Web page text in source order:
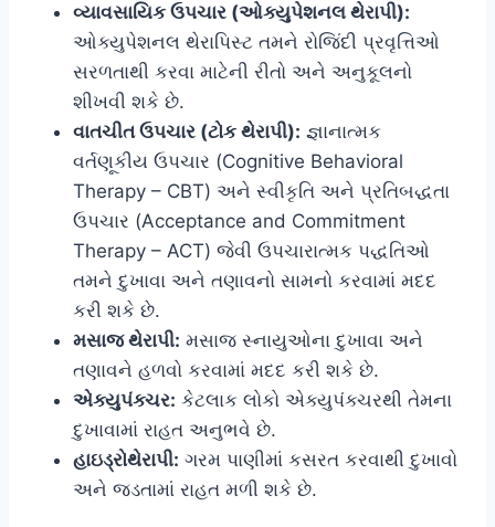
વ્યાવસાયિક ઉપચાર (ઓક્યુપેશનલ થેરાપી):
ઓક્યુપેશનલ થેરાપિસ્ટ તમને રોજિંદી પ્રવૃત્તિઓ
સરળતાથી કરવા માટેની રીતો અને અનુકૂલનો
શીખવી શકે છે.
વાતચીત ઉપચાર (ટોક થેરાપી): જ્ઞાનાત્મક
વર્તણૂકીય ઉપચાર (Cognitive Behavioral
Therapy – CBT) અને સ્વીકૃતિ અને પ્રતિબદ્ધતા
ઉપચાર (Acceptance and Commitment
Therapy – ACT) જેવી ઉપચારાત્મક પદ્ધતિઓ
તમને દુખાવા અને તણાવનો સામનો કરવામાં મદદ
કરી શકે છે.
મસાજ થેરાપી: મસાજ સ્નાયુઓના દુખાવા અને
તણાવને હળવો કરવામાં મદદ કરી શકે છે.
એક્યુપંક્ચર: કેટલાક લોકો એક્યુપંક્ચરથી તેમના
દુખાવામાં રાહત અનુભવે છે.
હાઇડ્રોથેરાપી: ગરમ પાણીમાં કસરત કરવાથી દુખાવો
અને જડતામાં રાહત મળી શકે છે.